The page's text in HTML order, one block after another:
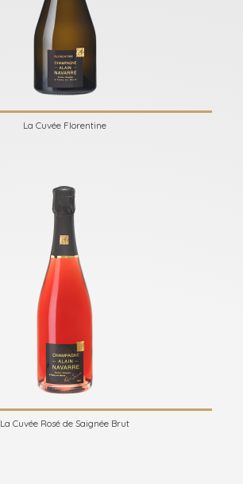
La Cuvée Florentine
La Cuvée Rosé de Saignée Brut